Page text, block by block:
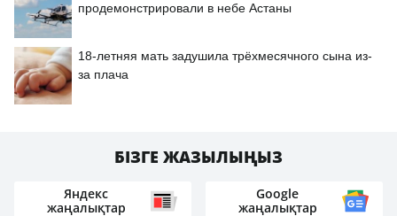
продемонстрировали в небе Астаны
18-летняя мать задушила трёхмесячного сына из-
за плача
БІЗГЕ ЖАЗЫЛЫҢЫЗ
Яндекс
жаңалықтар
Google
жаңалықтар